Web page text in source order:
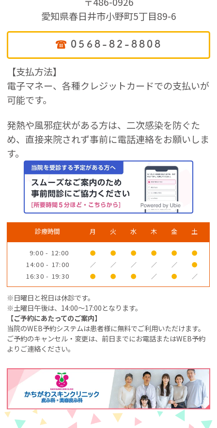
愛知県春日井市小野町5丁目89-6
0568-82-8808
【支払方法】
電子マネー、各種クレジットカードでの支払いが
可能です。
発熱や風邪症状がある方は、二次感染を防ぐた
め、直接来院されず事前に電話連絡をお願いしま
す。
診療時間 月 火 水 木 金 土
9:00 - 12:00 ● ● ● ● ● ●
14:00 - 17:00 ／ ／ ／ ／ ／ ●
16:30 - 19:30 ● ● ● ／ ● ／
※日曜日と祝日は休診です。
※土曜日午後は、14:00～17:00となります。
【ご予約にあたってのご案内】
当院のWEB予約システムは患者様に無料でご利用いただけます。
ご予約のキャンセル・変更は、前日までにお電話またはWEB予約
よりご連絡ください。